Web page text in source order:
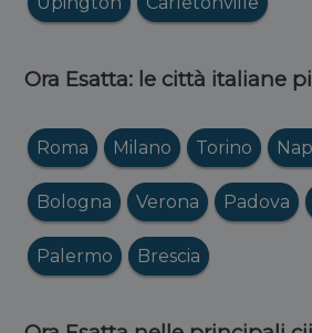
Ora Esatta: le città italiane
Roma Milano Torino
Bologna Verona Padova
Palermo Brescia